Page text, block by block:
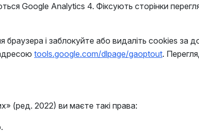
Google Analytics 4. Фіксують сторінки
і заблокуйте або видаліть cookies за
tools.google.com/dlpage/gaoptout.
(ред. 2022) ви маєте такі права: